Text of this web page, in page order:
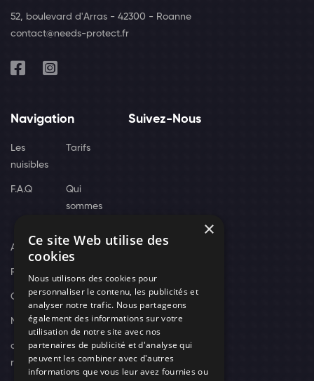
52, boulevard d'Arras - 42300 - Roanne
contact@needs-protect.fr
Navigation
Les
nuisibles
Tarifs
F.A.Q
Qui
sommes
Actus
Recrutement
Contact
Nos techniciens
campagne-
recrutement
Suivez-Nous
×
Ce site Web utilise des
cookies
Nous utilisons des cookies pour
personnaliser le contenu, les publicités et
analyser notre trafic. Nous partageons
également des informations sur votre
utilisation de notre site avec nos
partenaires de publicité et d'analyse qui
peuvent les combiner avec d'autres
informations que vous leur avez fournies ou